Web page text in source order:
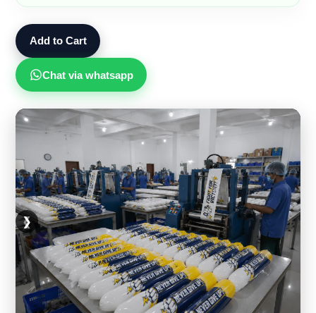
Add to Cart
Chat via whatsapp
❮
❯